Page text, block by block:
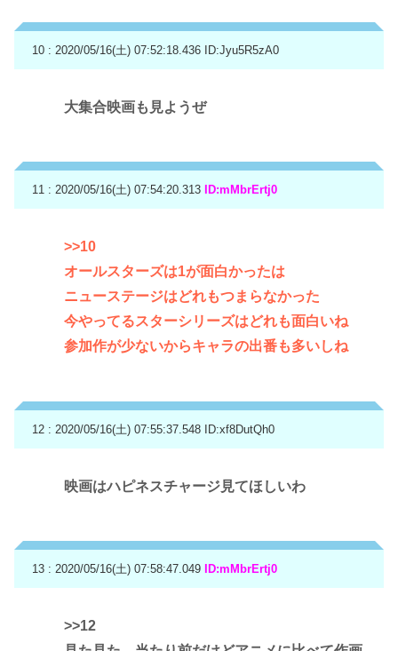
10 : 2020/05/16(土) 07:52:18.436 ID:Jyu5R5zA0
大集合映画も見ようぜ
11 : 2020/05/16(土) 07:54:20.313 ID:mMbrErtj0
>>10
オールスターズは1が面白かったは
ニューステージはどれもつまらなかった
今やってるスターシリーズはどれも面白いね
参加作が少ないからキャラの出番も多いしね
12 : 2020/05/16(土) 07:55:37.548 ID:xf8DutQh0
映画はハピネスチャージ見てほしいわ
13 : 2020/05/16(土) 07:58:47.049 ID:mMbrErtj0
>>12